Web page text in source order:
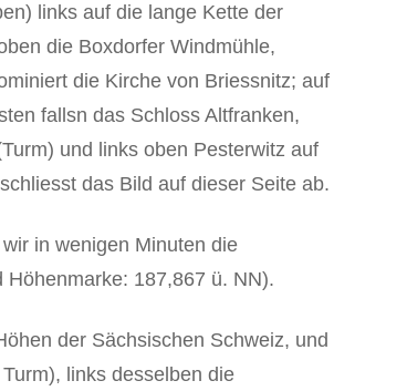
links auf die lange Kette der
die Boxdorfer Windmühle,
die Kirche von Briessnitz; auf
fallsn das Schloss Altfranken,
und links oben Pesterwitz auf
das Bild auf dieser Seite ab.
in wenigen Minuten die
187,867 ü. NN).
der Sächsischen Schweiz, und
links desselben die